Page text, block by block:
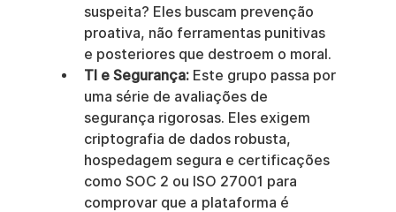
suspeita? Eles buscam prevenção
proativa, não ferramentas punitivas
e posteriores que destroem o moral.
TI e Segurança: Este grupo passa por
uma série de avaliações de
segurança rigorosas. Eles exigem
criptografia de dados robusta,
hospedagem segura e certificações
como SOC 2 ou ISO 27001 para
comprovar que a plataforma é